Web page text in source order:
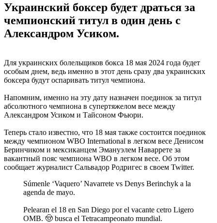
Украинский боксер будет драться за
чемпионский титул в один день с
Александром Усиком.
Для украинских болельщиков бокса 18 мая 2024 года будет
особым днем, ведь именно в этот день сразу два украинских
боксера будут оспаривать титул чемпиона.
Напомним, именно на эту дату назначен поединок за титул
абсолютного чемпиона в супертяжелом весе между
Александром Усиком и Тайсоном Фьюри.
Теперь стало известно, что 18 мая также состоится поединок
между чемпионом WBO International в легком весе Денисом
Беринчиком и мексиканцем Эмануэлем Наваррете за
вакантный пояс чемпиона WBO в легком весе. Об этом
сообщает журналист Сальвадор Родригес в своем Twitter.
Súmenle ‘Vaquero’ Navarrete vs Denys Berinchyk a la
agenda de mayo.
Pelearan el 18 en San Diego por el vacante cetro Ligero
OMB. 🤠 busca el Tetracampeonato mundial.